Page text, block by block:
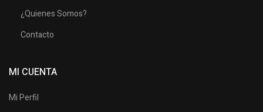
¿Quienes Somos?
Contacto
MI CUENTA
Mi Perfil